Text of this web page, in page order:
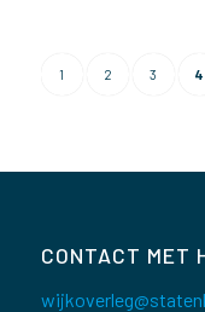
1 2 3 4
CONTACT MET